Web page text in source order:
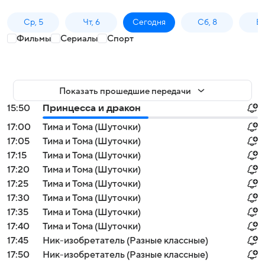
Ср, 5 Чт, 6 Сегодня Сб, 8
Фильмы Сериалы Спорт
Показать прошедшие передачи
15:50
Принцесса и дракон
17:00
Тима и Тома (Шуточки)
17:05
Тима и Тома (Шуточки)
17:15
Тима и Тома (Шуточки)
17:20
Тима и Тома (Шуточки)
17:25
Тима и Тома (Шуточки)
17:30
Тима и Тома (Шуточки)
17:35
Тима и Тома (Шуточки)
17:40
Тима и Тома (Шуточки)
17:45
Ник-изобретатель (Разные классные)
17:50
Ник-изобретатель (Разные классные)